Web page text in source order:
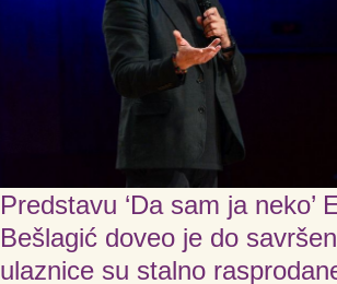
Predstavu ‘Da sam ja neko’
Bešlagić doveo je do
ulaznice su stalno